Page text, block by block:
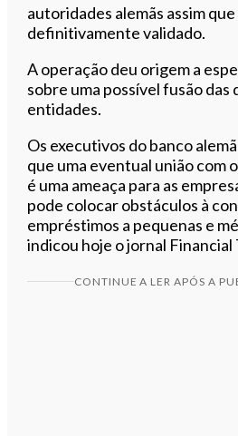
autoridades alemãs assim
definitivamente validado.
A operação deu origem a
sobre uma possível fusão das
entidades.
Os executivos do banco
que uma eventual união com
é uma ameaça para as
pode colocar obstáculos à
empréstimos a pequenas e
indicou hoje o jornal Financial
CONTINUE A LER APÓS A